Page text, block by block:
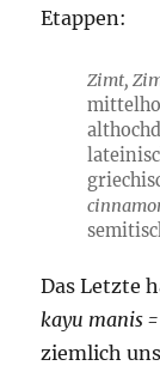
Etappen:
Zimt,
Das Letzte
kayu manis
ziemlich